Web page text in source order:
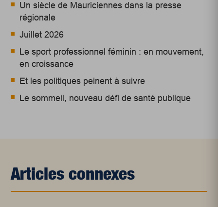
Un siècle de Mauriciennes dans la presse
régionale
Juillet 2026
Le sport professionnel féminin : en mouvement,
en croissance
Et les politiques peinent à suivre
Le sommeil, nouveau défi de santé publique
Articles connexes